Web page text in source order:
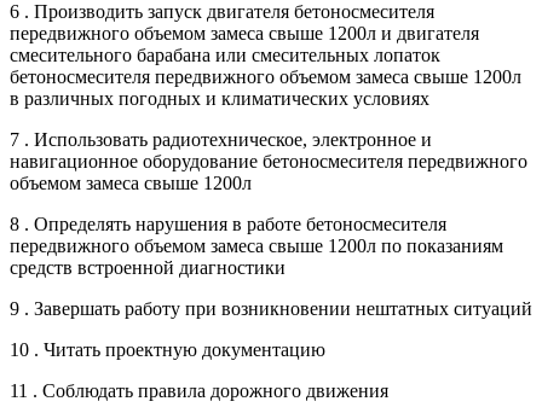
6 . Производить запуск двигателя бетоносмесителя
передвижного объемом замеса свыше 1200л и двигателя
смесительного барабана или смесительных лопаток
бетоносмесителя передвижного объемом замеса свыше 1200л
в различных погодных и климатических условиях
7 . Использовать радиотехническое, электронное и
навигационное оборудование бетоносмесителя передвижного
объемом замеса свыше 1200л
8 . Определять нарушения в работе бетоносмесителя
передвижного объемом замеса свыше 1200л по показаниям
средств встроенной диагностики
9 . Завершать работу при возникновении нештатных ситуаций
10 . Читать проектную документацию
11 . Соблюдать правила дорожного движения